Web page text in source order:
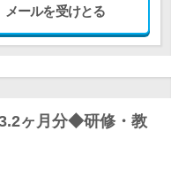
メールを受けとる
ヶ月分◆研修・教